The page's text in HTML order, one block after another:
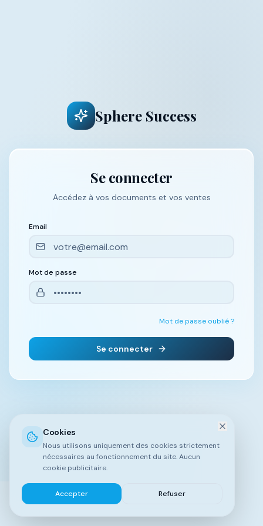
Sphere Success
Se connecter
Accédez à vos documents et vos ventes
Email
Mot de passe
Mot de passe oublié ?
Se connecter
Cookies
Nous utilisons uniquement des cookies strictement
nécessaires au fonctionnement du site. Aucun
cookie publicitaire.
Accepter Refuser